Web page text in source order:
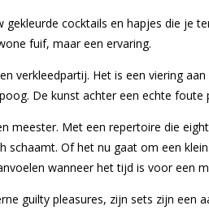
gekleurde cocktails en hapjes die je
fuif, maar een ervaring.
verkleedpartij. Het is een viering
De kunst achter een echte
meester. Met een repertoire die
schaamt. Of het nu gaat om een
wanneer het tijd is voor een
guilty pleasures, zijn sets zijn een